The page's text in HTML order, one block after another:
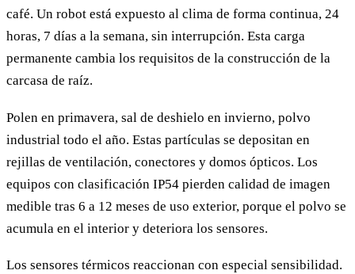
café. Un robot está expuesto al clima de forma continua, 24
horas, 7 días a la semana, sin interrupción. Esta carga
permanente cambia los requisitos de la construcción de la
carcasa de raíz.
Polen en primavera, sal de deshielo en invierno, polvo
industrial todo el año. Estas partículas se depositan en
rejillas de ventilación, conectores y domos ópticos. Los
equipos con clasificación IP54 pierden calidad de imagen
medible tras 6 a 12 meses de uso exterior, porque el polvo se
acumula en el interior y deteriora los sensores.
Los sensores térmicos reaccionan con especial sensibilidad.